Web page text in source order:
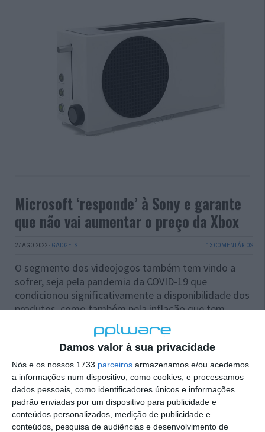
Damos valor à sua privacidade
Nós e os nossos 1733 parceiros armazenamos e/ou acedemos
a informações num dispositivo, como cookies, e processamos
dados pessoais, como identificadores únicos e informações
padrão enviadas por um dispositivo para publicidade e
conteúdos personalizados, medição de publicidade e
conteúdos, pesquisa de audiências e desenvolvimento de
Microsoft ‘responde’ à Sony e garante
que não vai aumentar o preço da Xbox
27 AGO 2022 · GADGETS 13 COMENTÁRIOS
O segmento dos videojogos também tem vindo a
sofrer, seja pela pandemia da COVID-19 que
condicionou significativamente a disponibilidade dos
produtos, como também pela inflação que tem
levado a um aumento do valor de determinados
Neste sentido, recentemente a Sony confirmou que
iria aumentar o preço da sua consola PlayStation 5
em 50 euros. E agora a Microsoft ‘responde’ à rival ao
garantir que não vai aumentar o preço da sua Xbox.